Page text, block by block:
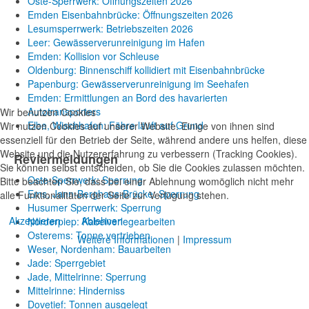
Emden Eisenbahnbrücke: Öffnungszeiten 2026
Lesumsperrwerk: Betriebszeiten 2026
Leer: Gewässerverunreinigung im Hafen
Emden: Kollision vor Schleuse
Oldenburg: Binnenschiff kollidiert mit Eisenbahnbrücke
Papenburg: Gewässerverunreinigung im Seehafen
Emden: Ermittlungen an Bord des havarierten
Autotransporters
Elbe, Wischhafen: Fähre läuft auf Grund
Reviermeldungen
Oste-Sperrwerk: Sperrung
Ems, Jann-Berghaus-Brücke: Sperrung
Husumer Sperrwerk: Sperrung
Norderpiep: Kabelverlegearbeiten
Osterems: Tonne vertrieben
Weser, Nordenham: Bauarbeiten
Jade: Sperrgebiet
Jade, Mittelrinne: Sperrung
Mittelrinne: Hinderniss
Dovetief: Tonnen ausgelegt
Wir benutzen Cookies
Wir nutzen Cookies auf unserer Website. Einige von ihnen sind
essenziell für den Betrieb der Seite, während andere uns helfen, diese
Website und die Nutzererfahrung zu verbessern (Tracking Cookies).
Sie können selbst entscheiden, ob Sie die Cookies zulassen möchten.
Bitte beachten Sie, dass bei einer Ablehnung womöglich nicht mehr
alle Funktionalitäten der Seite zur Verfügung stehen.
Akzeptieren
Ablehnen
Weitere Informationen | Impressum